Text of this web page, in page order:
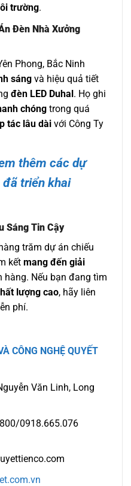
trường.
Đèn Nhà Xưởng
Phong, Bắc Ninh
sáng và hiệu quả tiết
đèn LED Duhal. Họ ghi
chóng trong quá
tác lâu dài với Công Ty
thêm các dự
đã triển khai
Sáng Tin Cậy
trăm dự án chiếu
kết mang đến giải
hàng. Nếu bạn đang tìm
lượng cao, hãy liên
phí.
CÔNG NGHỆ QUYẾT
Văn Linh, Long
0918.665.076